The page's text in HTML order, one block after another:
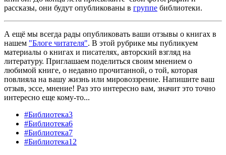
рассказы, они будут опубликованы в группе библиотеки.
А ещё мы всегда рады опубликовать ваши отзывы о книгах в
нашем "Блоге читателя". В этой рубрике мы публикуем
материалы о книгах и писателях, авторский взгляд на
литературу. Приглашаем поделиться своим мнением о
любимой книге, о недавно прочитанной, о той, которая
повлияла на вашу жизнь или мировоззрение. Напишите ваш
отзыв, эссе, мнение! Раз это интересно вам, значит это точно
интересно еще кому-то...
#Библиотека3
#Библиотека6
#Библиотека7
#Библиотека12